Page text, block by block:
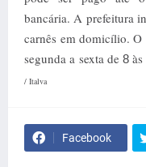
bancária. A prefeitura
carnês em domicílio. O
segunda a sexta de8 às
/ Italva
Facebook